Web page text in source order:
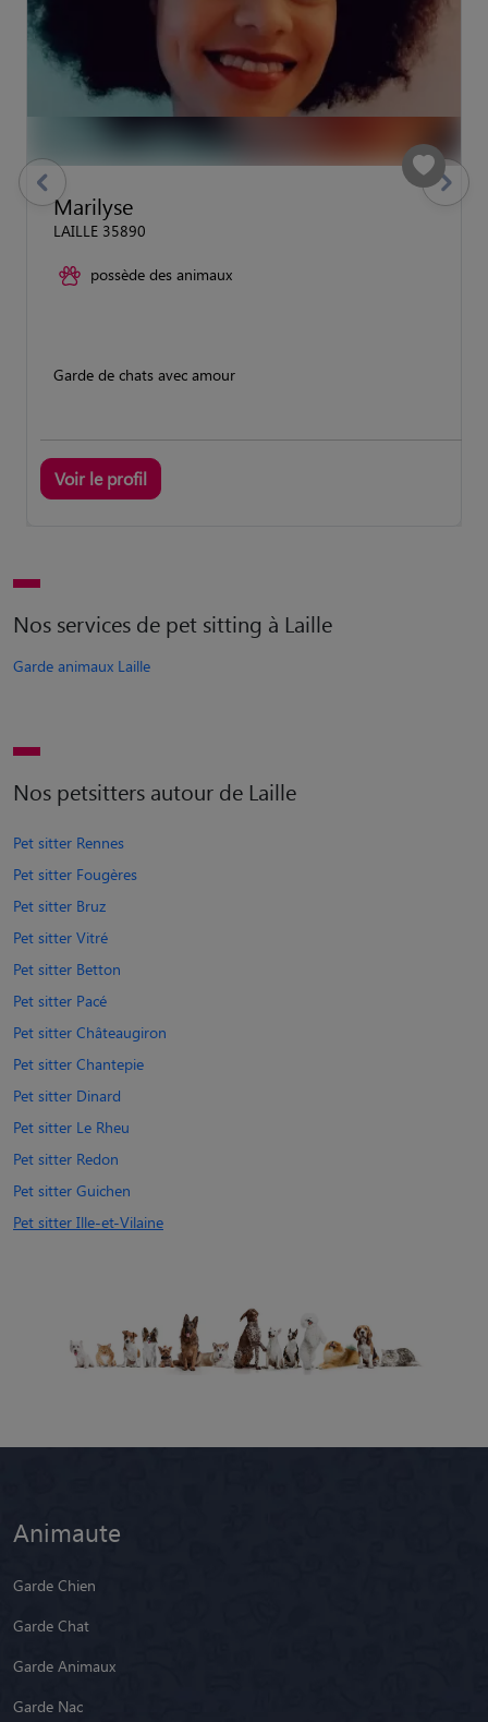
Marilyse
LAILLE 35890
possède des animaux
Garde de chats avec amour
Voir le profil
previous Suivant
Nos services de pet sitting à Laille
Garde animaux Laille
Nos petsitters autour de Laille
Pet sitter Rennes
Pet sitter Fougères
Pet sitter Bruz
Pet sitter Vitré
Pet sitter Betton
Pet sitter Pacé
Pet sitter Châteaugiron
Pet sitter Chantepie
Pet sitter Dinard
Pet sitter Le Rheu
Pet sitter Redon
Pet sitter Guichen
Pet sitter Ille-et-Vilaine
Animaute
Garde Chien
Garde Chat
Garde Animaux
Garde Nac